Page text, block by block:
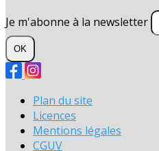
Je m'abonne à la newsletter
OK
Plan du site
Licences
Mentions légales
CGUV